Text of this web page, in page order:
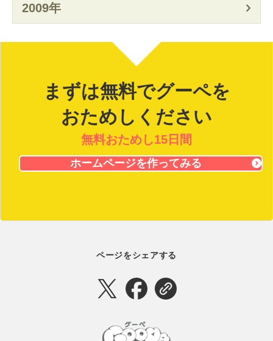
2009年
まずは無料でグーペを
おためしください
無料おためし15日間
ホームページを作ってみる
ページをシェアする